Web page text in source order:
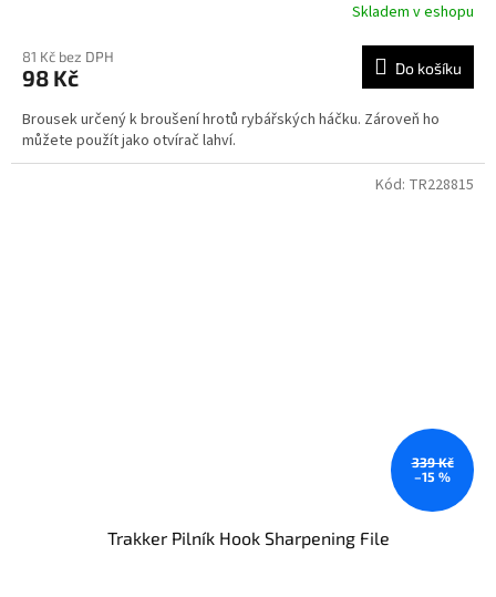
Skladem v eshopu
81 Kč bez DPH
98 Kč Do košíku
Brousek určený k broušení hrotů rybářských háčku. Zároveň ho
můžete použít jako otvírač lahví.
339 Kč
–15 %
Trakker Pilník Hook Sharpening File
Kód: TR228815